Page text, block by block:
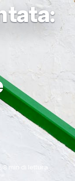
8 min di lettura